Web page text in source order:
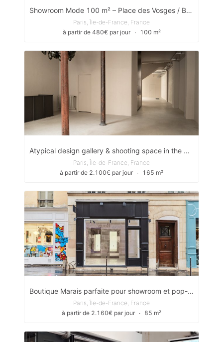
Showroom Mode 100 m² – Place des Vosges / Bastille – Événements, Réunions, AG Copro
Paris, Île-de-France, France
à partir de 480€ par jour
∙ 100 m²
Atypical design gallery & shooting space in the Marais
Paris, Île-de-France, France
à partir de 2.100€ par jour ∙ 165 m²
Boutique Marais parfaite pour showroom et pop-up store
Paris, Île-de-France, France
à partir de 2.160€ par jour ∙ 85 m²